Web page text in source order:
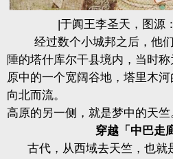
|于阗王李圣天，图源
经过数个小城邦之后，他们
陲的塔什库尔干县境内，当时
原中的一个宽阔谷地，塔里木
向北而流。
高原的另一侧，就是梦中的天竺
穿越「中巴走
古代，从西域去天竺，也就